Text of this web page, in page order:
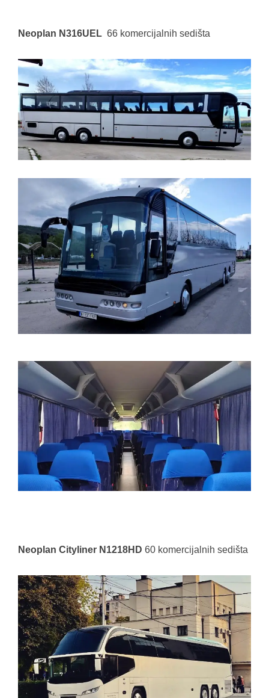
Neoplan N316UEL 66 komercijalnih sedišta
Neoplan Cityliner N1218HD 60 komercijalnih sedišta